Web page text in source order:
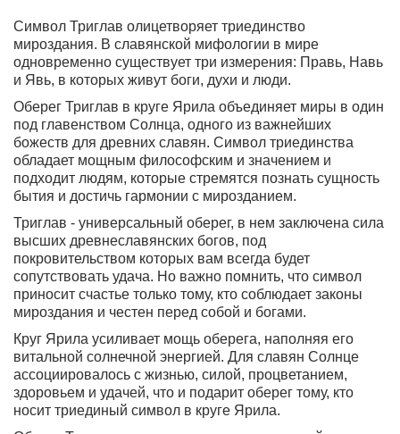
Символ Триглав олицетворяет триединство
мироздания. В славянской мифологии в мире
одновременно существует три измерения: Правь, Навь
и Явь, в которых живут боги, духи и люди.
Оберег Триглав в круге Ярила объединяет миры в один
под главенством Солнца, одного из важнейших
божеств для древних славян. Символ триединства
обладает мощным философским и значением и
подходит людям, которые стремятся познать сущность
бытия и достичь гармонии с мирозданием.
Триглав - универсальный оберег, в нем заключена сила
высших древнеславянских богов, под
покровительством которых вам всегда будет
сопутствовать удача. Но важно помнить, что символ
приносит счастье только тому, кто соблюдает законы
мироздания и честен перед собой и богами.
Круг Ярила усиливает мощь оберега, наполняя его
витальной солнечной энергией. Для славян Солнце
ассоциировалось с жизнью, силой, процветанием,
здоровьем и удачей, что и подарит оберег тому, кто
носит триединый символ в круге Ярила.